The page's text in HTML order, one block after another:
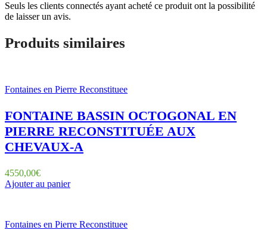
Seuls les clients connectés ayant acheté ce produit ont la possibilité
de laisser un avis.
Produits similaires
Fontaines en Pierre Reconstituee
FONTAINE BASSIN OCTOGONAL EN
PIERRE RECONSTITUÉE AUX
CHEVAUX-A
4550,00€
Ajouter au panier
Fontaines en Pierre Reconstituee